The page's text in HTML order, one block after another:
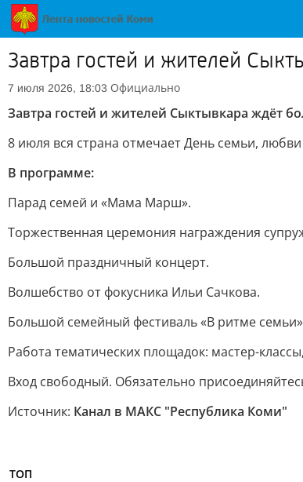
Завтра гостей и жителей
7 июля 2026, 18:03 Официально
Завтра гостей и жителей Сыктывкара ждёт
8 июля вся страна отмечает День семьи,
В программе:
Парад семей и «Мама Марш».
Торжественная церемония награждения
Большой праздничный концерт.
Волшебство от фокусника Ильи Сачкова.
Большой семейный фестиваль «В ритме
Работа тематических площадок: мастер-
Вход свободный. Обязательно
Источник: Канал в МАКС "Республика Коми"
ТОП